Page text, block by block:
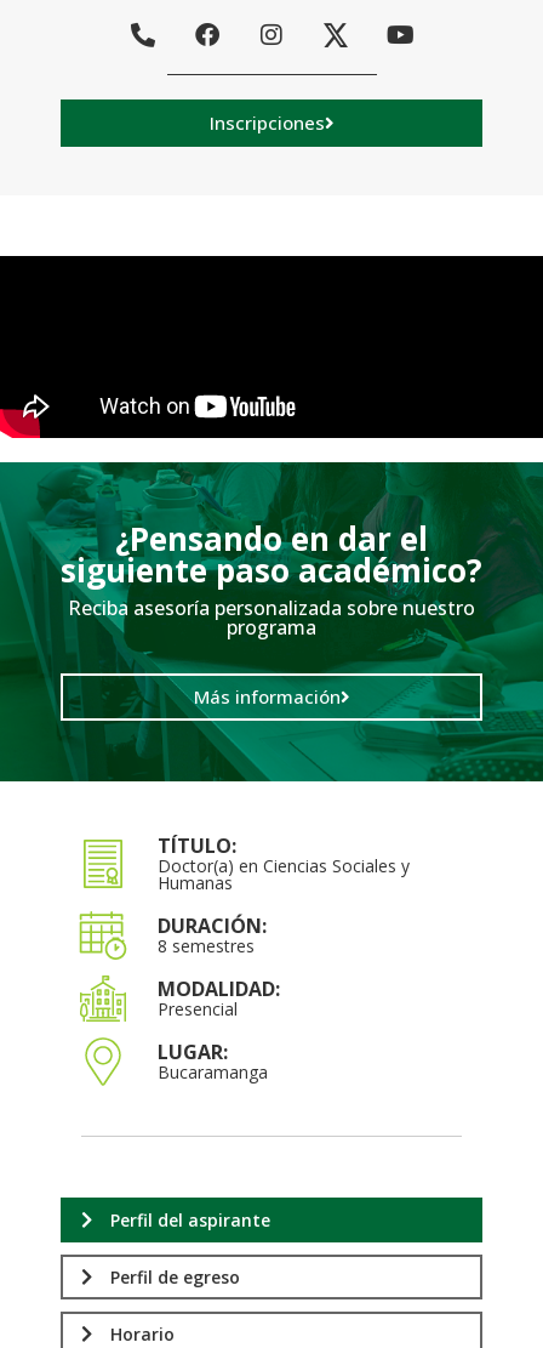
Inscripciones
¿Pensando en dar el
siguiente paso académico?
Reciba asesoría personalizada sobre nuestro
programa
Más información
TÍTULO:
Doctor(a) en Ciencias Sociales y
Humanas
DURACIÓN:
8 semestres
MODALIDAD:
Presencial
LUGAR:
Bucaramanga
Perfil del aspirante
Perfil de egreso
Horario